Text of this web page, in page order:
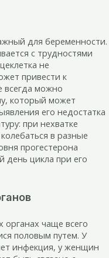
для беременности.
с трудностями
не
привести к
всегда можно
который может
его недостатка
при нехватке
в разные
прогестерона
день цикла при его
органах чаще всего
половым путем. У
инфекция, у женщин